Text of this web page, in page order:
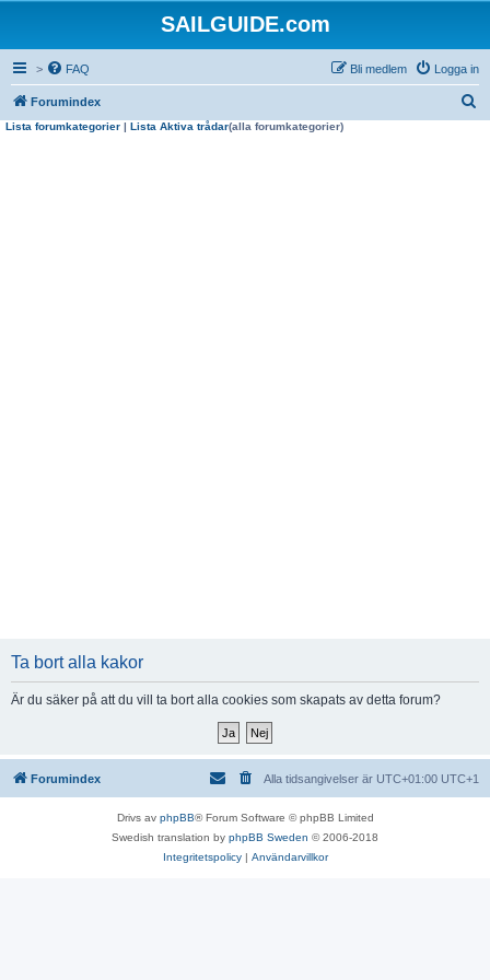
SAILGUIDE.com
> FAQ Logga in
Bli medlem
Forumindex
Lista forumkategorier | Lista Aktiva trådar(alla forumkategorier)
Ta bort alla kakor
Är du säker på att du vill ta bort alla cookies som skapats av detta forum?
Forumindex Alla tidsangivelser är UTC+01:00 UTC+1
Drivs av phpBB® Forum Software © phpBB Limited
Swedish translation by phpBB Sweden © 2006-2018
Integritetspolicy| Användarvillkor